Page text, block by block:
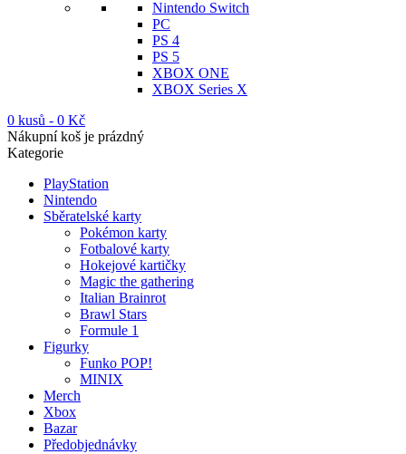
Nintendo Switch
PC
PS 4
PS 5
XBOX ONE
XBOX Series X
0 kusů - 0 Kč
Nákupní koš je prázdný
Kategorie
PlayStation
Nintendo
Sběratelské karty
Pokémon karty
Fotbalové karty
Hokejové kartičky
Magic the gathering
Italian Brainrot
Brawl Stars
Formule 1
Figurky
Funko POP!
MINIX
Merch
Xbox
Bazar
Předobjednávky